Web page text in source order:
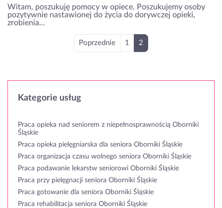
Witam, poszukuję pomocy w opiece. Poszukujemy osoby
pozytywnie nastawionej do życia do dorywczej opieki,
zrobienia...
Poprzednie 1 2
Kategorie usług
Praca opieka nad seniorem z niepełnosprawnością Oborniki
Śląskie
Praca opieka pielęgniarska dla seniora Oborniki Śląskie
Praca organizacja czasu wolnego seniora Oborniki Śląskie
Praca podawanie lekarstw seniorowi Oborniki Śląskie
Praca przy pielęgnacji seniora Oborniki Śląskie
Praca gotowanie dla seniora Oborniki Śląskie
Praca rehabilitacja seniora Oborniki Śląskie